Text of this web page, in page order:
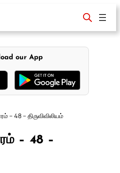
our App
– 48 – திருவிவிலியம்
– 48 –